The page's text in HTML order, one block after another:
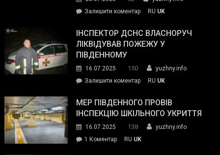
гуманітарну
допомогу
Залишити коментарon
провів
нараду
силових
та
органів:
«Наш
спільний
RU UK
ІНСПЕКТОР ДСНС ВЛАСНОРУЧ
ЛІКВІДУВАВ ПОЖЕЖУ У
ПІВДЕННОМУ
16.07.2025 150
yuzhny.info
Залишити коментарon
ДСНС
власноруч
пожежу
у
RU UK
МЕР ПІВДЕННОГО ПРОВІВ
ІНСПЕКЦІЮ ШКІЛЬНОГО УКРИТТЯ
16.07.2025 138
yuzhny.info
1 Коментардо RU UK